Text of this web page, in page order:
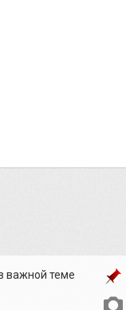
важной теме